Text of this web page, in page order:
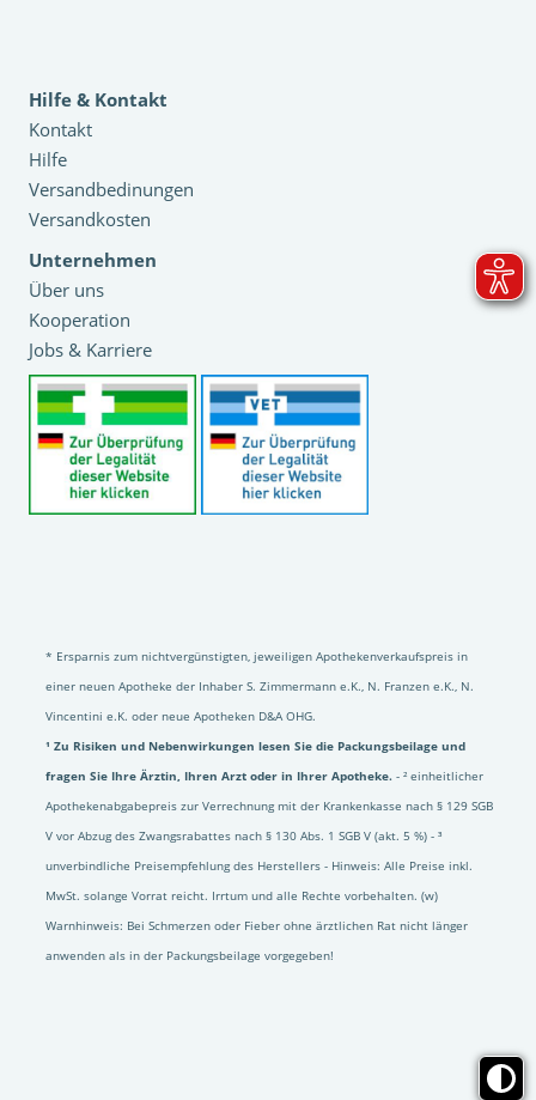
Hilfe & Kontakt
Kontakt
Hilfe
Versandbedinungen
Versandkosten
Unternehmen
Über uns
Kooperation
Jobs & Karriere
* Ersparnis zum nichtvergünstigten, jeweiligen Apothekenverkaufspreis in
einer neuen Apotheke der Inhaber S. Zimmermann e.K., N. Franzen e.K., N.
Vincentini e.K. oder neue Apotheken D&A OHG.
¹ Zu Risiken und Nebenwirkungen lesen Sie die Packungsbeilage und
fragen Sie Ihre Ärztin, Ihren Arzt oder in Ihrer Apotheke. - ² einheitlicher
Apothekenabgabepreis zur Verrechnung mit der Krankenkasse nach § 129 SGB
V vor Abzug des Zwangsrabattes nach § 130 Abs. 1 SGB V (akt. 5 %) - ³
unverbindliche Preisempfehlung des Herstellers - Hinweis: Alle Preise inkl.
MwSt. solange Vorrat reicht. Irrtum und alle Rechte vorbehalten. (w)
Warnhinweis: Bei Schmerzen oder Fieber ohne ärztlichen Rat nicht länger
anwenden als in der Packungsbeilage vorgegeben!